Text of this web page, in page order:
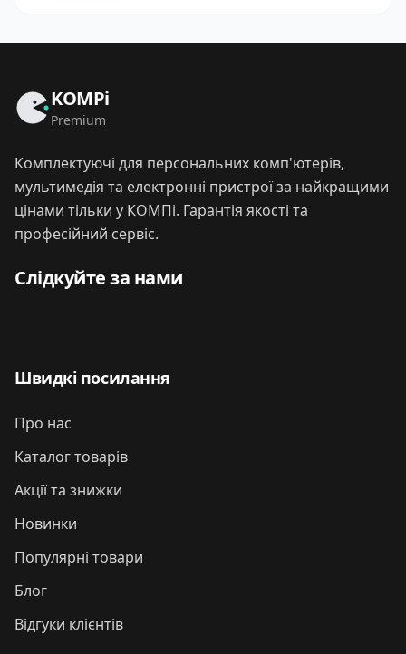
KOMPi
Premium
Комплектуючі для персональних комп'ютерів,
мультимедія та електронні пристрої за найкращими
цінами тільки у КОМПі. Гарантія якості та
професійний сервіс.
Слідкуйте за нами
Швидкі посилання
Про нас
Каталог товарів
Акції та знижки
Новинки
Популярні товари
Блог
Відгуки клієнтів